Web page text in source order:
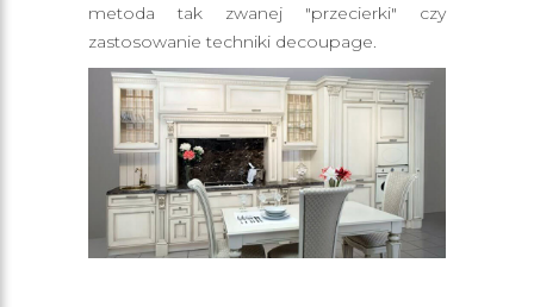
metoda tak zwanej "przecierki" czy
zastosowanie techniki decoupage.